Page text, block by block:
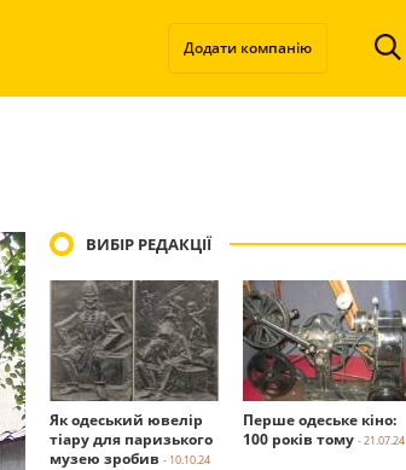
Додати компанію
ВИБІР РЕДАКЦІЇ
Як одеський ювелір
тіару для паризького
музею зробив - 10.10.24
Перше одеське кіно:
100 років тому - 21.07.24